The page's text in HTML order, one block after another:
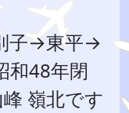
子→東平→
和48年閉
嶺北です